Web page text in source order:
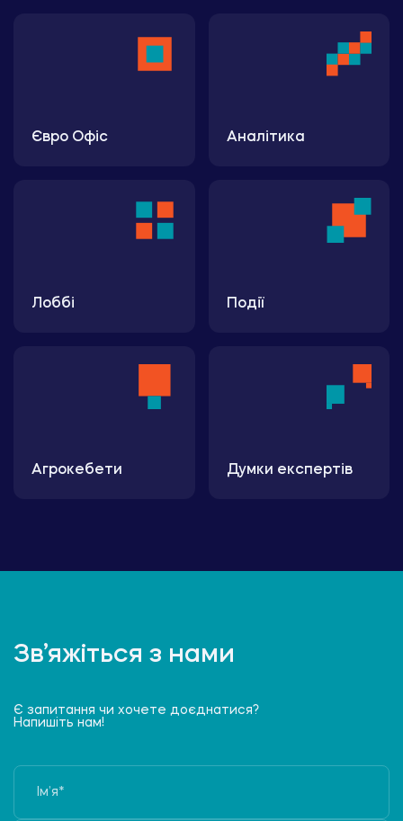
Євро Офіс Аналітика
Лоббі Події
Агрокебети Думки експертів
Зв’яжіться з нами
Є запитання чи хочете доєднатися?
Напишіть нам!